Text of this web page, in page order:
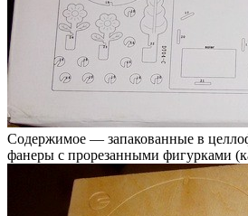
Содержимое — запакованные в
фанеры с прорезанными фигурками